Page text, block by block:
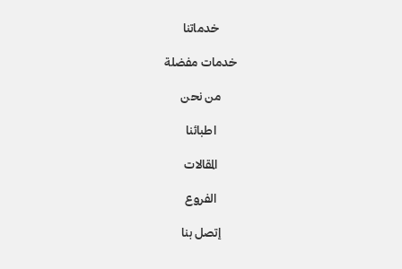
خدماتنا
خدمات مفضلة
من نحن
اطبائنا
المقالات
الفروع
إتصل بنا